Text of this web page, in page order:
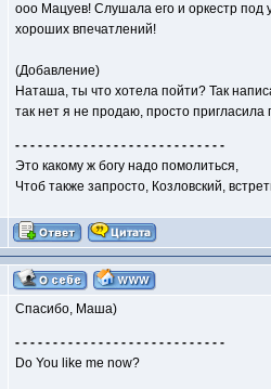
ооо Мацуев! Слушала его и оркестр под
хороших впечатлений!
(Добавление)
Наташа, ты что хотела пойти? Так
так нет я не продаю, просто пригласила
- - - - - - - - - - - - - - - - - - - - - - - - - - - -
Это какому ж богу надо помолиться,
Чтоб также запросто, Козловский,
Спасибо, Маша)
- - - - - - - - - - - - - - - - - - - - - - - - - - - -
Do You like me now?